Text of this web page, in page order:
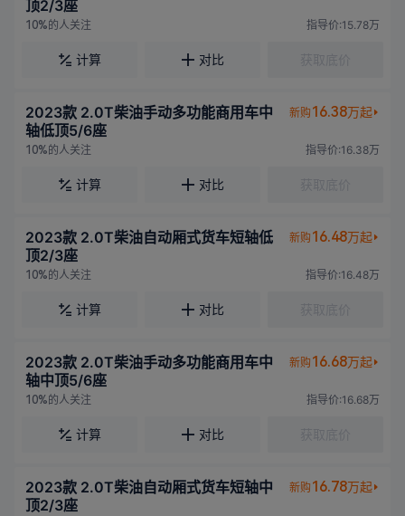
顶2/3座
10%的人关注 指导价:15.78万
计算 对比
2023款 2.0T柴油手动多功能商用车中
轴低顶5/6座
新购 16.38万起
10%的人关注 指导价:16.38万
计算 对比
2023款 2.0T柴油自动厢式货车短轴低
顶2/3座
新购 16.48万起
10%的人关注 指导价:16.48万
计算 对比
2023款 2.0T柴油手动多功能商用车中
轴中顶5/6座
新购 16.68万起
10%的人关注 指导价:16.68万
计算 对比
2023款 2.0T柴油自动厢式货车短轴中
顶2/3座
新购 16.78万起